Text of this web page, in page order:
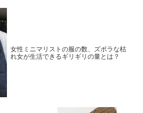
女性ミニマリストの服の数、ズボラな枯
れ女が生活できるギリギリの量とは？